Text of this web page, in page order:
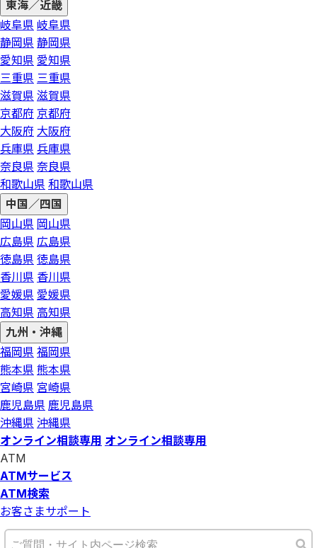
東海／近畿
岐阜県 岐阜県
静岡県 静岡県
愛知県 愛知県
三重県 三重県
滋賀県 滋賀県
京都府 京都府
大阪府 大阪府
兵庫県 兵庫県
奈良県 奈良県
和歌山県 和歌山県
中国／四国
岡山県 岡山県
広島県 広島県
徳島県 徳島県
香川県 香川県
愛媛県 愛媛県
高知県 高知県
九州・沖縄
福岡県 福岡県
熊本県 熊本県
宮崎県 宮崎県
鹿児島県 鹿児島県
沖縄県 沖縄県
オンライン相談専用 オンライン相談専用
ATM
ATMサービス
ATM検索
お客さまサポート